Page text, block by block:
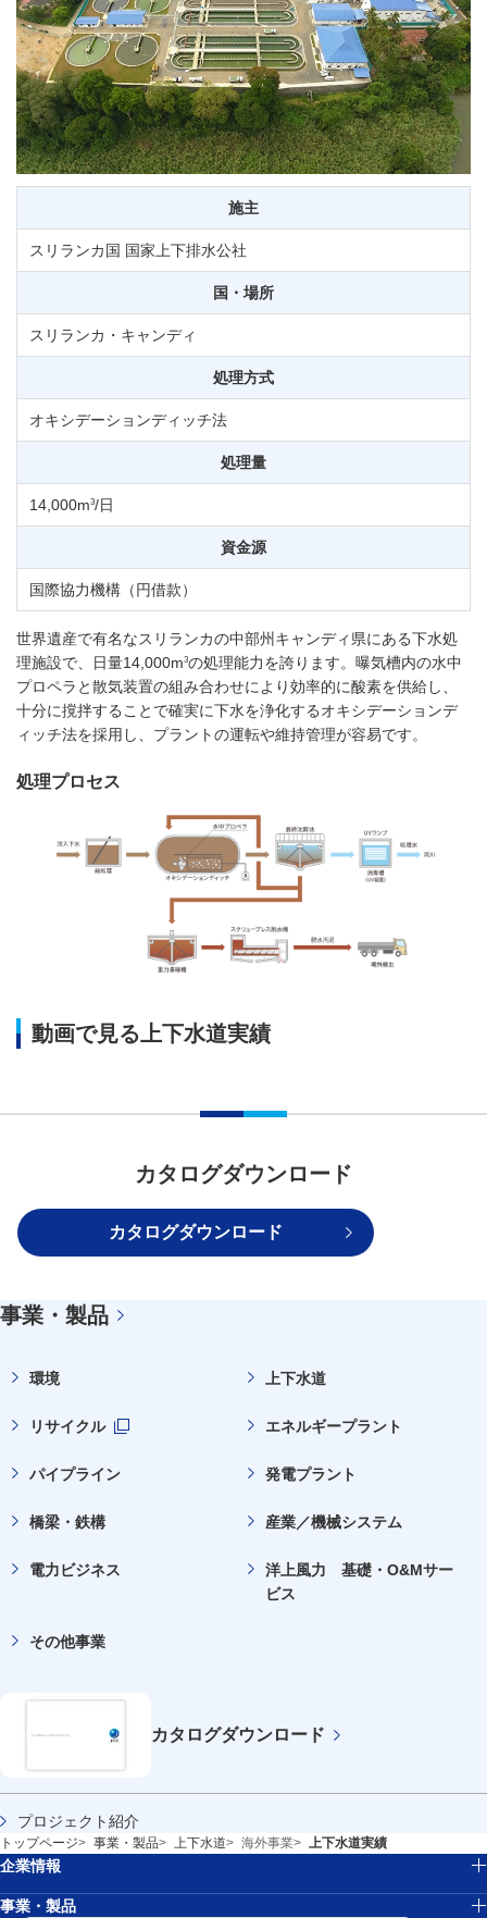
施主
スリランカ国 国家上下排水公社
国・場所
スリランカ・キャンディ
処理方式
オキシデーションディッチ法
処理量
14,000m3/日
資金源
国際協力機構（円借款）
世界遺産で有名なスリランカの中部州キャンディ県にある下水処
理施設で、日量14,000m3の処理能力を誇ります。曝気槽内の水中
プロペラと散気装置の組み合わせにより効率的に酸素を供給し、
十分に撹拌することで確実に下水を浄化するオキシデーションデ
ィッチ法を採用し、プラントの運転や維持管理が容易です。
処理プロセス
動画で見る上下水道実績
カタログダウンロード
カタログダウンロード
事業・製品
環境 上下水道
リサイクル
エネルギープラント
パイプライン 発電プラント
橋梁・鉄構 産業／機械システム
電力ビジネス
洋上風力 基礎・O&Mサー
ビス
その他事業
カタログダウンロード
プロジェクト紹介
トップページ 事業・製品 上下水道 海外事業 上下水道実績
企業情報
事業・製品